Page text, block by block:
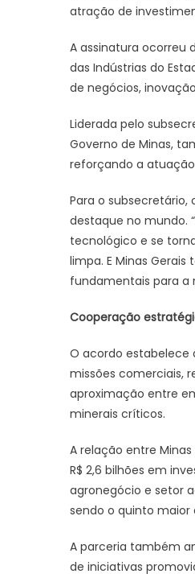
atração de
A assinatura ocorreu
das Indústrias do
de negócios,
Liderada pelo
Governo de Minas,
reforçando a
Para o
destaque no mundo.
tecnológico e se
limpa. E Minas
fundamentais para a
Cooperação
O acordo estabelece
missões comerciais,
aproximação entre
minerais críticos.
A relação entre
R$ 2,6 bilhões em
agronegócio e setor
sendo o quinto maior
A parceria também
de iniciativas